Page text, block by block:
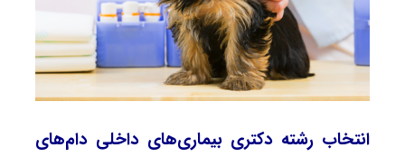
انتخاب رشته دکتری بیماری‌های داخلی دام‌های